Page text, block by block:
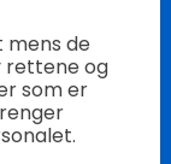
de
rettene og
som er